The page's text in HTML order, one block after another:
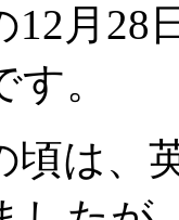
12月28
。
は、